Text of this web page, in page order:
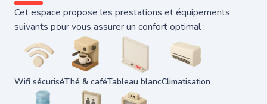
Cet espace propose les prestations et équipements
suivants pour vous assurer un confort optimal :
Wifi sécuriséThé & caféTableau blancClimatisation